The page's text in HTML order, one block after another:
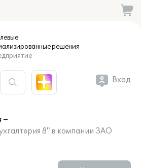
решения
Вход
8" в компании ЗАО